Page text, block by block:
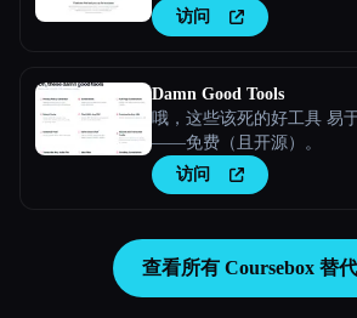
访问
Damn Good Tools
哦，这些该死的好工具 易
——免费（且开源）。
访问
查看所有 Coursebox 替